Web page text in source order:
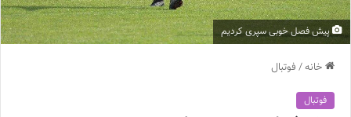
پیش فصل خوبی سپری کردیم
خانه/ فوتبال
فوتبال